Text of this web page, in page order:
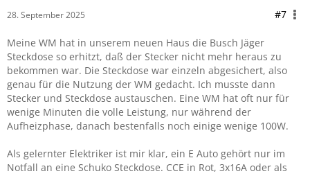
28. September 2025 #7
Meine WM hat in unserem neuen Haus die Busch Jäger
Steckdose so erhitzt, daß der Stecker nicht mehr heraus zu
bekommen war. Die Steckdose war einzeln abgesichert, also
genau für die Nutzung der WM gedacht. Ich musste dann
Stecker und Steckdose austauschen. Eine WM hat oft nur für
wenige Minuten die volle Leistung, nur während der
Aufheizphase, danach bestenfalls noch einige wenige 100W.
Als gelernter Elektriker ist mir klar, ein E Auto gehört nur im
Notfall an eine Schuko Steckdose. CCE in Rot, 3x16A oder als